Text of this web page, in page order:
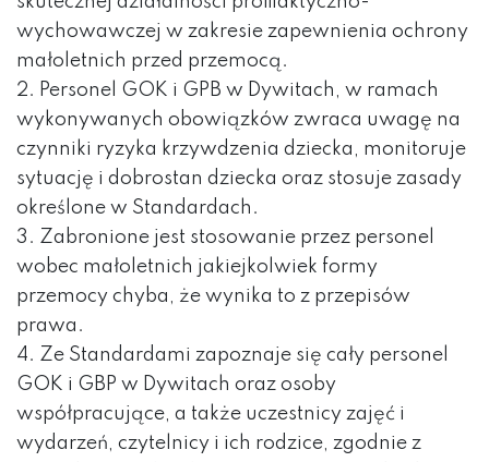
wychowawczej w zakresie zapewnienia ochrony
małoletnich przed przemocą.
2. Personel GOK i GPB w Dywitach, w ramach
wykonywanych obowiązków zwraca uwagę na
czynniki ryzyka krzywdzenia dziecka, monitoruje
sytuację i dobrostan dziecka oraz stosuje zasady
określone w Standardach.
3. Zabronione jest stosowanie przez personel
wobec małoletnich jakiejkolwiek formy
przemocy chyba, że wynika to z przepisów
prawa.
4. Ze Standardami zapoznaje się cały personel
GOK i GBP w Dywitach oraz osoby
współpracujące, a także uczestnicy zajęć i
wydarzeń, czytelnicy i ich rodzice, zgodnie z